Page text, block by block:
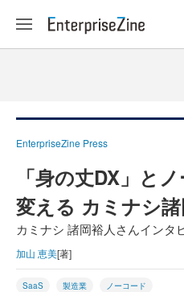
EnterpriseZine Press
「身の丈DX」と
変える カミナシ
カミナシ 諸岡裕人さんインタ
加山 恵美[著]
SaaS 製造業 ノーコード